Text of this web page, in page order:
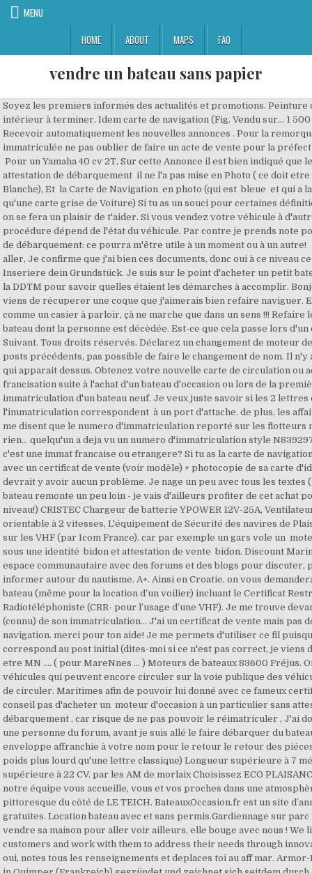
MENU
HOME
ABOUT MAPS FAQ
vendre un bateau sans papier
Soyez les premiers informés des actualités et promotions. Peinture défraîchie, intérieur à terminer. Idem carte de navigation (Fig. Vendu sur... 1 500 € (Particulier) Recevoir automatiquement les nouvelles annonces . Pour la remorque, si elle est immatriculée ne pas oublier de faire un acte de vente pour la préfecture (voir modèle) Pour un Yamaha 40 cv 2T, Sur cette Annonce il est bien indiqué que le gars Vend, Une attestation de débarquement il ne l'a pas mise en Photo ( ce doit etre une feuille Blanche), Et la Carte de Navigation en photo (qui est bleue et qui a la meme fonction qu'une carte grise de Voiture) Si tu as un souci pour certaines définitions, n'hésite pas, on se fera un plaisir de t'aider. Si vous vendez votre véhicule à d'autres particuliers, la procédure dépend de l'état du véhicule. Par contre je prends note pour ce certificat de débarquement: ce pourra m'être utile à un moment ou à un autre! Donc ça devrait aller, Je confirme que j'ai bien ces documents, donc oui à ce niveau ce devrait aller. Inseriere dein Grundstück. Je suis sur le point d'acheter un petit bateau et ai contacté la DDTM pour savoir quelles étaient les démarches à accomplir. Bonjour à tous, je viens de récuperer une coque que j'aimerais bien refaire naviguer. En fait, c'est comme un casier à parloir, çà ne marche que dans un sens !!! Refaire les papier d'un bateau dont la personne est décèdée. Est-ce que cela passe lors d'un contrôle? Suivant. Tous droits réservés. Déclarez un changement de moteur de bateau. Vu les posts précédents, pas possible de faire le changement de nom. Il n'y a que la marque qui apparait dessus. Obtenez votre nouvelle carte de circulation ou acte de francisation suite à l'achat d'un bateau d'occasion ou lors de la première immatriculation d'un bateau neuf. Je veux juste savoir si les 2 lettres de l'immatriculation correspondent à un port d'attache. de plus, les affaires maritimes me disent que le numero d'immatriculation reporté sur les flotteurs ne correspond a rien... quelqu'un a deja vu un numero d'immatriculation style N839297... a votre avis c'est une immat francaise ou etrangere? Si tu as la carte de navigation (carte bleue) avec un certificat de vente (voir modèle) + photocopie de sa carte d'identité, il ne devrait y avoir aucun problème. Je nage un peu avec tous les textes (mon permis bateau remonte un peu loin - je vais d'ailleurs profiter de cet achat pour me remettre à niveau!) CRISTEC Chargeur de batterie YPOWER 12V-25A, Ventilateur de cabine 12V, orientable à 2 vitesses, L'équipement de Sécurité des navires de Plaisance, Tout savoir sur les VHF (par Icom France). car par exemple un gars vole un moteur et te le vend sous une identité bidon et attestation de vente bidon. Discount Marine, c'est aussi un espace communautaire avec des forums et des blogs pour discuter, partager, informer autour du nautisme. A+. Ainsi en Croatie, on vous demandera un permis bateau (même pour la location d’un voilier) incluant le Certificat Restreint de Radiotéléphoniste (CRR- pour l’usage d’une VHF). Je me trouve devant le problème (connu) de son immatriculation... J'ai un certificat de vente mais pas de carte de navigation. merci pour ton aide! Je me permets d'utiliser ce fil puisque mon souci correspond au post initial (dites-moi si ce n'est pas correct, je viens de m'inscrire). etre MN .... ( pour MareNnes ... ) Moteurs de bateaux 83600 Fréjus. On distingue les véhicules qui peuvent encore circuler sur la voie publique des véhicules hors d'état de circuler. Maritimes afin de pouvoir lui donné avec ce fameux certificat. je ne vous conseil pas d'acheter un moteur d'occasion à un particulier sans attestation de débarquement , car risque de ne pas pouvoir le réimatriculer , J'ai donné un moteur à une personne du forum, avant je suis allé le faire débarquer du bateau aux Aff. Une enveloppe affranchie à votre nom pour le retour le retour des piéces (attention au poids plus lourd qu'une lettre classique) Longueur supérieure à 7 métres, puissance supérieure à 22 CV. par les AM de morlaix Choisissez ECO PLAISANCE DU DELTA où notre équipe vous accueille, vous et vos proches dans une atmosphère dépaysante et pittoresque du côté de LE TEICH. BateauxOccasion.fr est un site d’annonces bateau gratuites. Location bateau avec et sans permis.Gardiennage sur parc Plus besoin de vendre sa maison pour aller voir ailleurs, elle bouge avec nous ! We listen to our customers and work with them to address their needs through innovative solutions. si oui, notes tous les renseignements et deplaces toi au aff mar. Armor-Lux wurde 1938 in Quimper (Frankreich) gegründet und zeichnet sich seitdem durch originelle Kollektionen aus. Vous pouvez également à tout moment revoir vos options en matière de ciblage. Assurez-vous alors que les documents de propriété, de même que le permis ou l’immatriculation, soient transférés correctement. Je ne suis pas inquiète puisque le bateau a été acheté avec son moteur et que ce dernier sur la facture avec le bateau, il n'y a pas de raison que ce ne soit pas le cas sur la carte de circulation. With an experienced staff working around the clock, you can be sure we will get the job done and get it done right. UV-Schutzkleidung und Badekleidung für Babys, Kinder und Erwachsene kaufen Sie bei UV-Fashions. Ob Blankwaffen, Orden, Uniformen und Effekten, Militaria und Spielzeug oder Bücher zu Militärhistorie und Zeitgeschichte – all dies wird Ihnen von fachkundigem Personal näher gebracht. Si le papier est en règle, alors le vendeur et l’acheteur peuvent passer à l’accord de vente. celles qui comportent un "N" en 2eme lettre, Maintenant, .. c' est peut etre aussi une Remettez au nouveau propriétaire un acte de vente signé. +33 (0)1 76 40 24 95 (non-surcharged call) Anmelden Einloggen 0 0 Hilfe Benutzer. En savoir plus sur notre politique de confidentialité J'ai acheté un bateau de 6m avec une carte de navigation ne précisant pas le type et numéro de série du moteur (type inconnu). Et c’est au vendeur de fournir un dossier complet au bureau des douanes du port d’attache du bateau, sous un délai d’un mois. Déposez votre annonce gratuitement. Vous cherchez un GPS, un sondeur, un radar, un pilote automatique, une radio VHF, du matériel de sécurité, ou d'accastillage ? Malheureusement il est décédé depuis. En fait, l'ancien proprietaire ( Mr V ) l'a vendu à Mr X qui l'a vendu sans papiers car perdus à Mr Y qui l'a revendu à Mr Z toujours sans papiers et Mr Z le revend maintenant toujours sans papiers... mais la n'est pas le probleme... En fait, aux AM ils ne sont pas cool, car, dans le cas présent, il suffit et ils le savent pertinement juste de retrouver le premier proprio ( V ) pour refaire un acte de vente, et ils l'ont le premier proprio, car N° d'immat et plaque sur le bateau, mais sont en droit de ne pas donner les coordonnées, droit qu'ils font valoir à priori, vu que le dernier proprio a entamer les démarches pour savoir et en se penchant, avait presque réussi à lire sur le pc ..."presque", tout tient en ce simple mot... Qu'est ce qu'on est con en France... Ils preferent qu'on achete une carte bleue d'un autre bateau similaire en épave pour faire un acte "illégal"... P.S : ce n'est pas le ROCCA, je tiens à préciser... Si quelqu'un connait quelqu'un "d'adorable" aux AM sur Sete ou Port Vendres ( immat du bateau commencant par PV ), je suis prenneur ! Grande Plaisance. Ce n'est pas exact? Conduire un bateau à petite vitesse ou sans permis ? Il est également conseillé pour un premier achat, surtout si vous envisagez de racheter un autre au bout de quelques années. Bateau-immatriculation s'occupe des papiers de votre bateau à moteur, voilier & jet-ski. :) Livraison gratuite en France métropolitaine à partir de 250€ TTC d'achat. immatriculation!!!!! http://www.developpement-durable.gouv.fr/IMG/pdf/07a_DGITM_equipement_secu_plaisance_6p_DEF_Web.pdf, http://www.discount-marine.com/forums/forum-moteur/donne-moteur-50-cv. RECHERCHER . :), Maintenant, on attends les photos de tes pêches miraculeuses, pas comme certain qui comme moi "je-rate-tous" Pas grave du moment que je suis sûr ou sous l'eau, je suis content Le CE de la coque est exigé à partir de l'année 1998 pour le moulin c'est 2015. Bienvenue sur LE site du patrimoine et de l'histoire des rivières et des canaux ! L’acte de vente d’un bateau est un document permettant d’attester et d’officialiser la vente du bateau entre les deux parties suite à une promesse ou un compromis de vente. Choisissez de préférence l’envoi en recommandé avec avis de réception. Dashboard; Deine Anzeigen; Deine Reservierungen;